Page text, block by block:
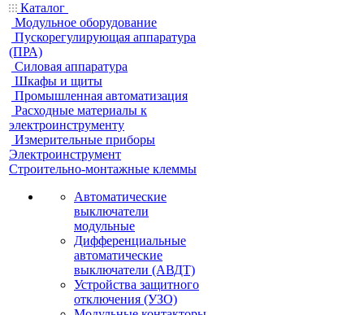
Каталог
Модульное оборудование
Пускорегулирующая аппаратура
(ПРА)
Силовая аппаратура
Шкафы и щиты
Промышленная автоматизация
Расходные материалы к
электроинструменту
Измерительные приборы
Электроинструмент
Строительно-монтажные клеммы
Автоматические
выключатели
модульные
Дифференциальные
автоматические
выключатели (АВДТ)
Устройства защитного
отключения (УЗО)